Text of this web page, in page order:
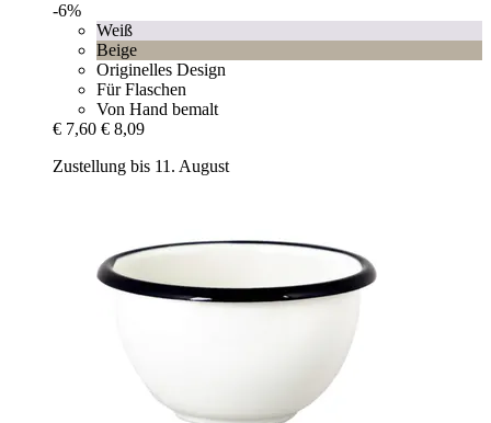
-6%
Weiß
Beige
Originelles Design
Für Flaschen
Von Hand bemalt
€ 7,60 € 8,09
Zustellung bis 11. August